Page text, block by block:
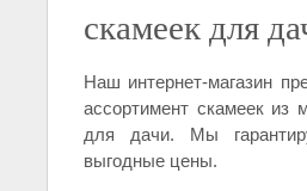
скамеек для
Наш интернет-магазин
ассортимент скамеек из
для дачи. Мы
выгодные цены.